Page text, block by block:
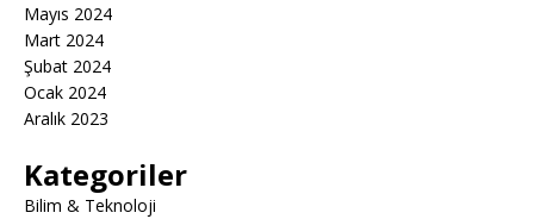
Mayıs 2024
Mart 2024
Şubat 2024
Ocak 2024
Aralık 2023
Kategoriler
Bilim & Teknoloji